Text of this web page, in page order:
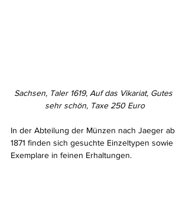
Sachsen, Taler 1619, Auf das Vikariat, Gutes
sehr schön, Taxe 250 Euro
In der Abteilung der Münzen nach Jaeger ab
1871 finden sich gesuchte Einzeltypen sowie
Exemplare in feinen Erhaltungen.